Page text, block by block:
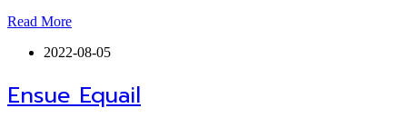
Read More
2022-08-05
Ensue Equail